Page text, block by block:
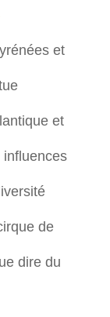
et
et
influences
de
dire du